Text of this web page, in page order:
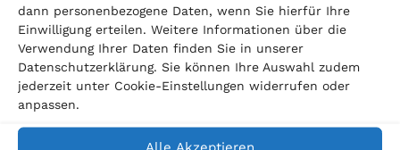
dann personenbezogene Daten, wenn Sie hierfür Ihre
Einwilligung erteilen. Weitere Informationen über die
Verwendung Ihrer Daten finden Sie in unserer
Datenschutzerklärung. Sie können Ihre Auswahl zudem
jederzeit unter Cookie-Einstellungen widerrufen oder
anpassen.
München, Köln, Frankfurt, Stuttgart und in über 50
weiteren deutschen Städten erkennen bereits, dass
Meta illegal die Daten seiner Nutzer verarbeitet.
Haben Sie auch ein Instagram- oder Facebook-
Konto? Dann sollten Sie im Meta-